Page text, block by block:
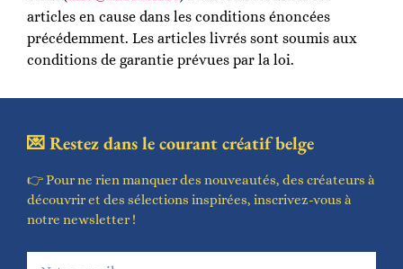
articles en cause dans les conditions énoncées
précédemment. Les articles livrés sont soumis aux
conditions de garantie prévues par la loi.
💌 Restez dans le courant créatif belge
👉 Pour ne rien manquer des nouveautés, des créateurs à
découvrir et des sélections inspirées, inscrivez-vous à
notre newsletter !